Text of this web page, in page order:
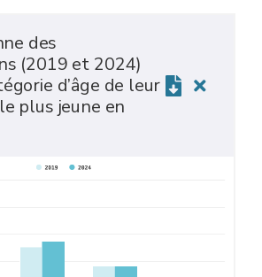
des
(2019 et 2024)
d’âge de leur
plus jeune en